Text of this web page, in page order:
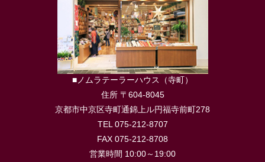
■ノムラテーラーハウス（寺町）
住所 〒604-8045
京都市中京区寺町通錦上ル円福寺前町278
TEL 075-212-8707
FAX 075-212-8708
営業時間 10:00～19:00